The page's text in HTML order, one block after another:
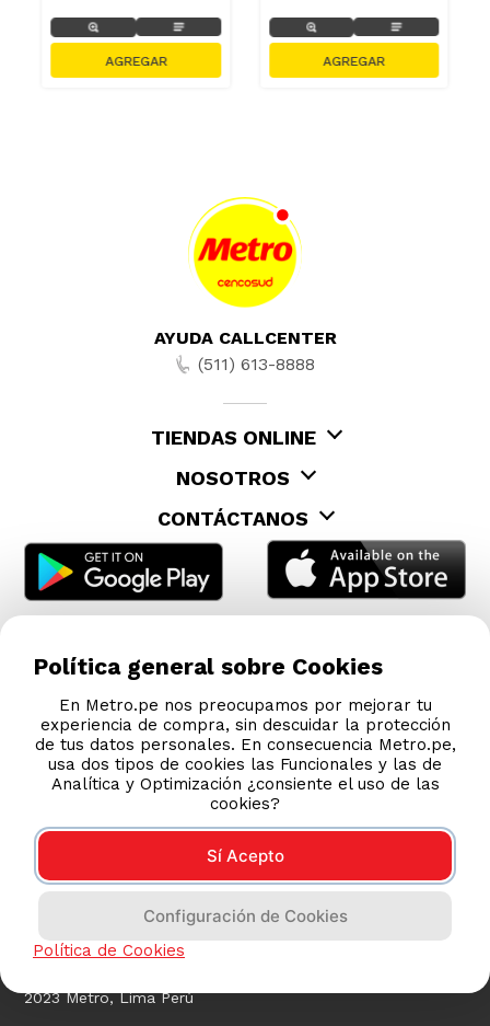
AYUDA CALLCENTER
(511) 613-8888
TIENDAS ONLINE
NOSOTROS
CONTÁCTANOS
COMPRAS 100% SEGURAS
Esta tienda usa Niubiz para realizar transacciones
electrónicas.
2023 Metro, Lima Perú
Política general sobre Cookies
En Metro.pe nos preocupamos por mejorar tu
experiencia de compra, sin descuidar la protección
de tus datos personales. En consecuencia Metro.pe,
usa dos tipos de cookies las Funcionales y las de
Analítica y Optimización ¿consiente el uso de las
cookies?
Sí Acepto
Configuración de Cookies
Política de Cookies